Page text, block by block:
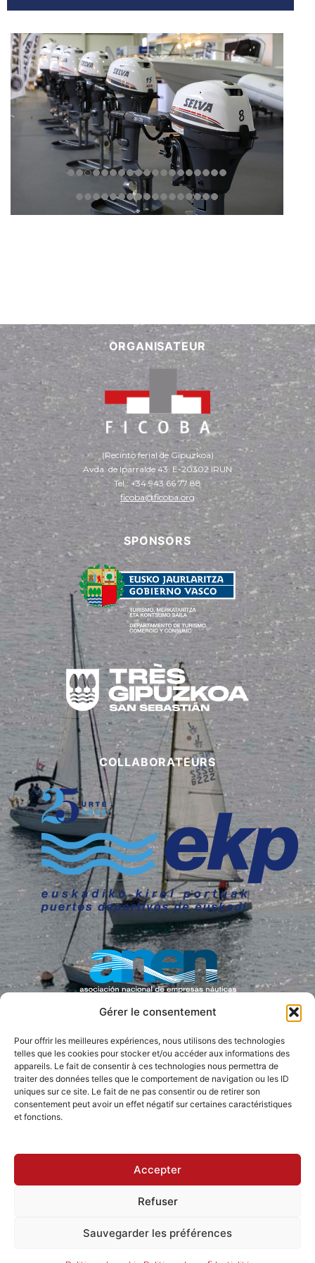
Gérer le consentement
Pour offrir les meilleures expériences, nous utilisons des technologies
telles que les cookies pour stocker et/ou accéder aux informations des
appareils. Le fait de consentir à ces technologies nous permettra de
traiter des données telles que le comportement de navigation ou les ID
uniques sur ce site. Le fait de ne pas consentir ou de retirer son
consentement peut avoir un effet négatif sur certaines caractéristiques
et fonctions.
Accepter
Refuser
Sauvegarder les préférences
ORGANISATEUR
(Recinto ferial de Gipuzkoa)
Avda. de Iparralde 43. E-20302 IRUN
Tel.: +34 943 66 77 88
ficoba@ficoba.org
SPONSORS
COLLABORATEURS
PRESSE COLLABORATRICE